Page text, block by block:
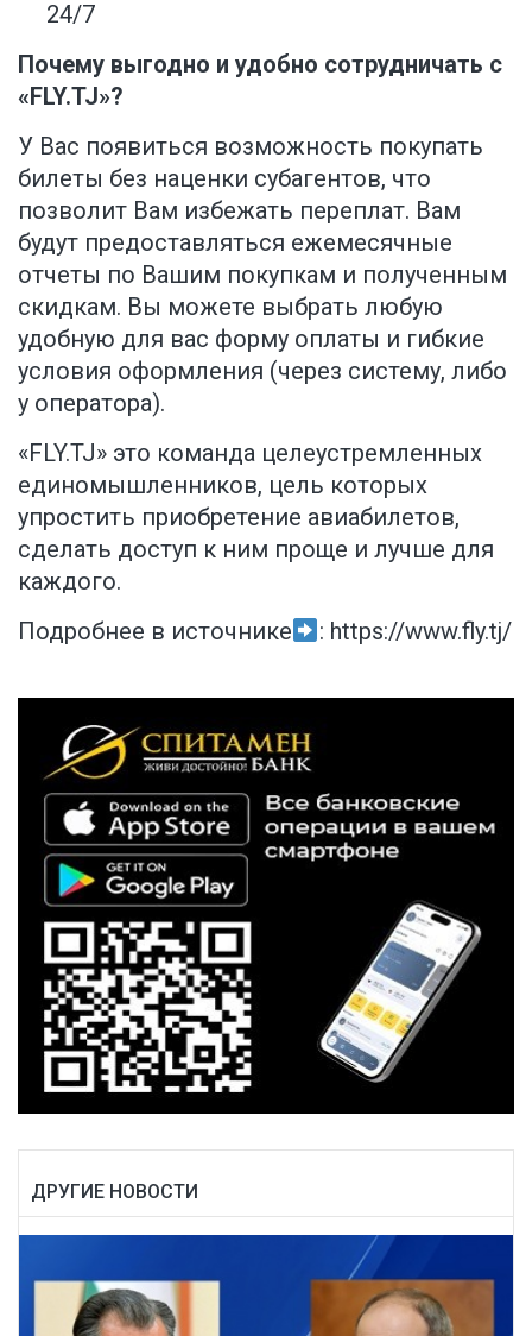
24/7
Почему выгодно и удобно сотрудничать с
«FLY.TJ»?
У Вас появиться возможность покупать
билеты без наценки субагентов, что
позволит Вам избежать переплат. Вам
будут предоставляться ежемесячные
отчеты по Вашим покупкам и полученным
скидкам. Вы можете выбрать любую
удобную для вас форму оплаты и гибкие
условия оформления (через систему, либо
у оператора).
«FLY.TJ» это команда целеустремленных
единомышленников, цель которых
упростить приобретение авиабилетов,
сделать доступ к ним проще и лучше для
каждого.
Подробнее в источнике
: https://www.fly.tj/
ДРУГИЕ НОВОСТИ